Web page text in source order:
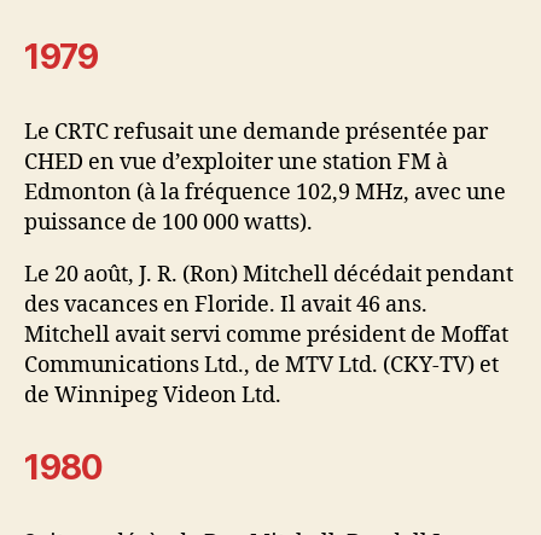
1979
Le CRTC refusait une demande présentée par
CHED en vue d’exploiter une station FM à
Edmonton (à la fréquence 102,9 MHz, avec une
puissance de 100 000 watts).
Le 20 août, J. R. (Ron) Mitchell décédait pendant
des vacances en Floride. Il avait 46 ans.
Mitchell avait servi comme président de Moffat
Communications Ltd., de MTV Ltd. (CKY-TV) et
de Winnipeg Videon Ltd.
1980